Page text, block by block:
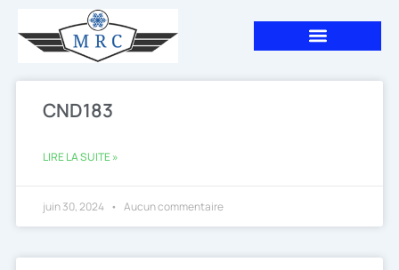
contenu
CND183
LIRE LA SUITE »
juin 30, 2024 Aucun commentaire